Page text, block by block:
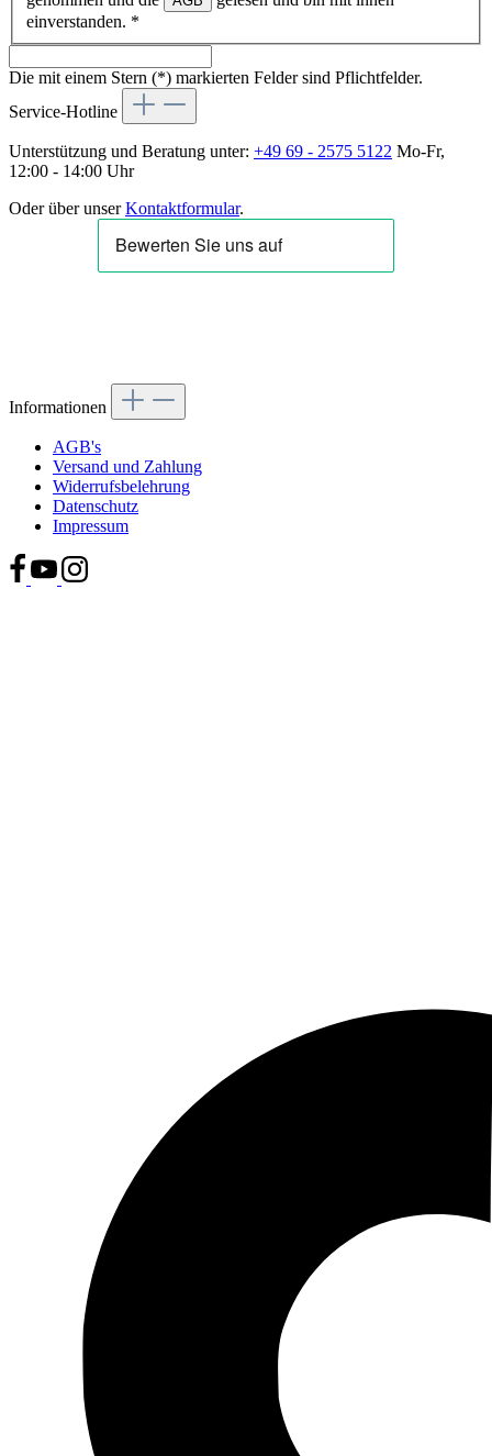
einverstanden. *
Die mit einem Stern (*) markierten Felder sind Pflichtfelder.
Service-Hotline
Unterstützung und Beratung unter: +49 69 - 2575 5122 Mo-Fr,
12:00 - 14:00 Uhr
Oder über unserKontaktformular.
Informationen
AGB's
Versand und Zahlung
Widerrufsbelehrung
Datenschutz
Impressum